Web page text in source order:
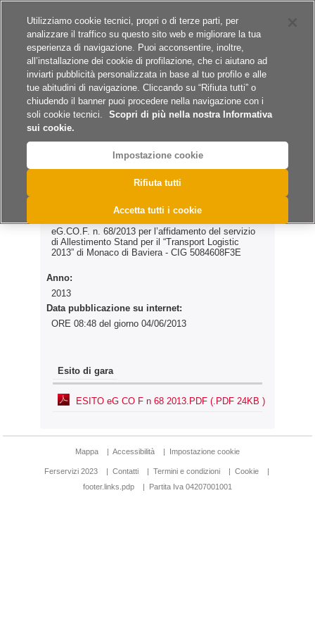
A
Servizi> eG.CO.F. n. 68/2013
eG.CO.F. n. 68/2013
eG.CO.F. n. 68/2013 per l’affidamento del servizio
di Allestimento Stand per il “Transport Logistic
2013” di Monaco di Baviera - CIG 5084608F3E
Anno:
2013
Data pubblicazione su internet:
ORE 08:48 del giorno 04/06/2013
Esito di gara
ESITO eG CO F n 68 2013.PDF (.PDF 24KB )
Mappa | Accessibilità | Impostazione cookie
Ferservizi 2023 | Contatti | Termini e condizioni | Cookie
|
footer.links.pdp
| Partita Iva 04207001001
Utilizziamo cookie tecnici, propri o di terze parti, per
analizzare il traffico su questo sito web e migliorare la tua
esperienza di navigazione. Puoi acconsentire, inoltre,
all’installazione dei cookie di profilazione, che ci aiutano ad
inviarti pubblicità personalizzata in base al tuo profilo e alle
tue abitudini di navigazione. Cliccando su “Rifiuta tutti” o
chiudendo il banner puoi procedere nella navigazione con i
soli cookie tecnici.
Scopri di più nella nostra Informativa
sui cookie.
Impostazione cookie
Rifiuta tutti
Accetta tutti i cookie